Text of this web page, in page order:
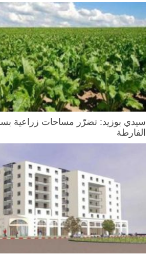
سيدي بوزيد: تضرّر مساحات زراعية
الفارطة